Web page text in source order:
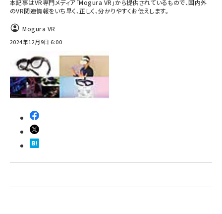
genai (1473)
ai crunch (1347)
本記事はVR専門メディア「Mogura VR」から提供されているもので、国内外
のVR関連情報をいち早く、正しく、分かりやすくお伝えします。
Mogura VR
2024年12月9日 6:00